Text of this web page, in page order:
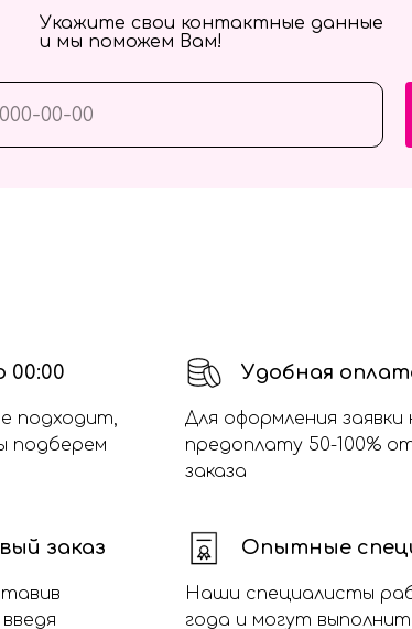
Укажите свои контактные данные
и мы поможем Вам!
00:00
подходит,
подберем
Удобная
Для оформления
предоплату 50-100%
заказа
заказ Опытные
Наши специалисты
года и могут